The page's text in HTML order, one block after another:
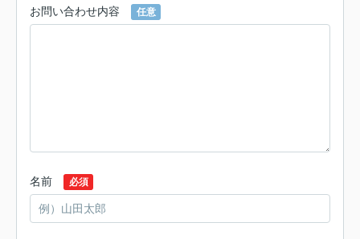
お問い合わせ内容 任意
名前 必須